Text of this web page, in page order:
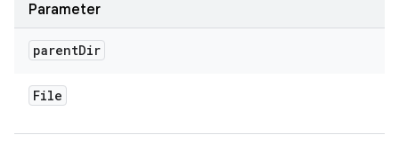
Parameter
parentDir
File